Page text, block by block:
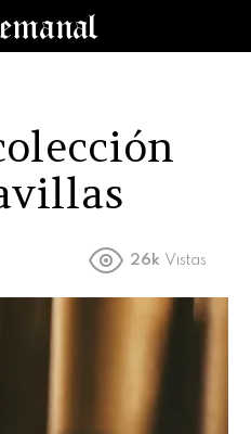
26k Vistas